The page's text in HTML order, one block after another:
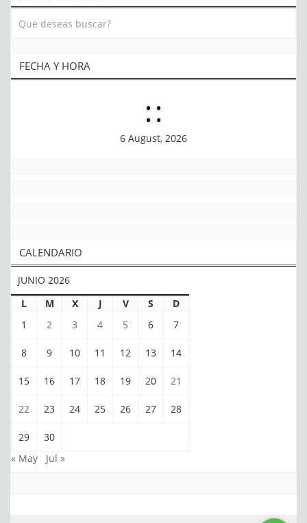
FECHA Y HORA
::
6 August, 2026
CALENDARIO
JUNIO 2026
L
M X J V S
D
1
2 3 4 5 6 7
8 9 10 11 12 13 14
15 16 17 18 19 20 21
22 23 24 25 26 27 28
29
30
« May
Jul »